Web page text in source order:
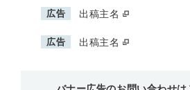
広告 出稿主名
広告 出稿主名